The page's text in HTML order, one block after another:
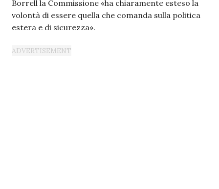
Borrell la Commissione «ha chiaramente esteso la
volontà di essere quella che comanda sulla politica
estera e di sicurezza».